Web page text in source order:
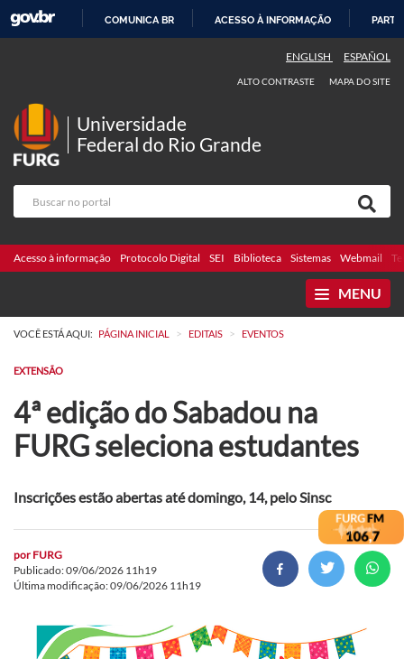
COMUNICA BR ACESSO À INFORMAÇÃO
ENGLISH ESPAÑOL
ALTO CONTRASTE MAPA DO SITE
Universidade
Federal do Rio Grande
Acesso à informação Protocolo Digital SEI Biblioteca Sistemas Webmail
MENU
VOCÊ ESTÁ AQUI: PÁGINA INICIAL > EDITAIS > EVENTOS
EXTENSÃO
4ª edição do Sabadou na
FURG seleciona estudantes
Inscrições estão abertas até domingo, 14, pelo Sinsc
por FURG
Publicado: 09/06/2026 11h19
Última modificação: 09/06/2026 11h19